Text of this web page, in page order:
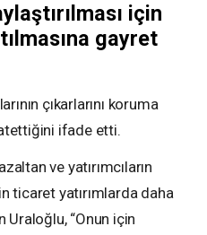
için
gayret
çıkarlarını koruma
ifade etti.
ve yatırımcıların
ticaret yatırımlarda daha
Uraloğlu, “Onun için